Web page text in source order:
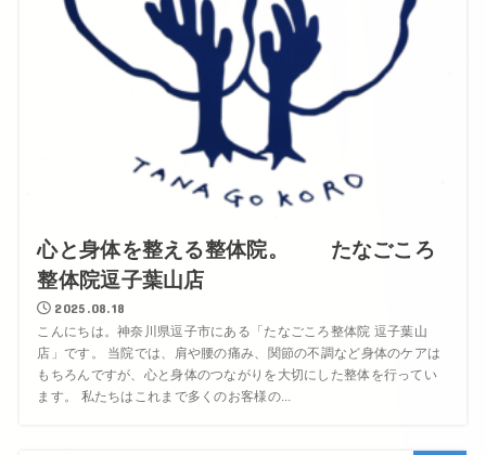
心と身体を整える整体院。 たなごころ
整体院逗子葉山店
2025.08.18
こんにちは。神奈川県逗子市にある「たなごころ整体院 逗子葉山
店」です。 当院では、肩や腰の痛み、関節の不調など身体のケアは
もちろんですが、心と身体のつながりを大切にした整体を行ってい
ます。 私たちはこれまで多くのお客様の...